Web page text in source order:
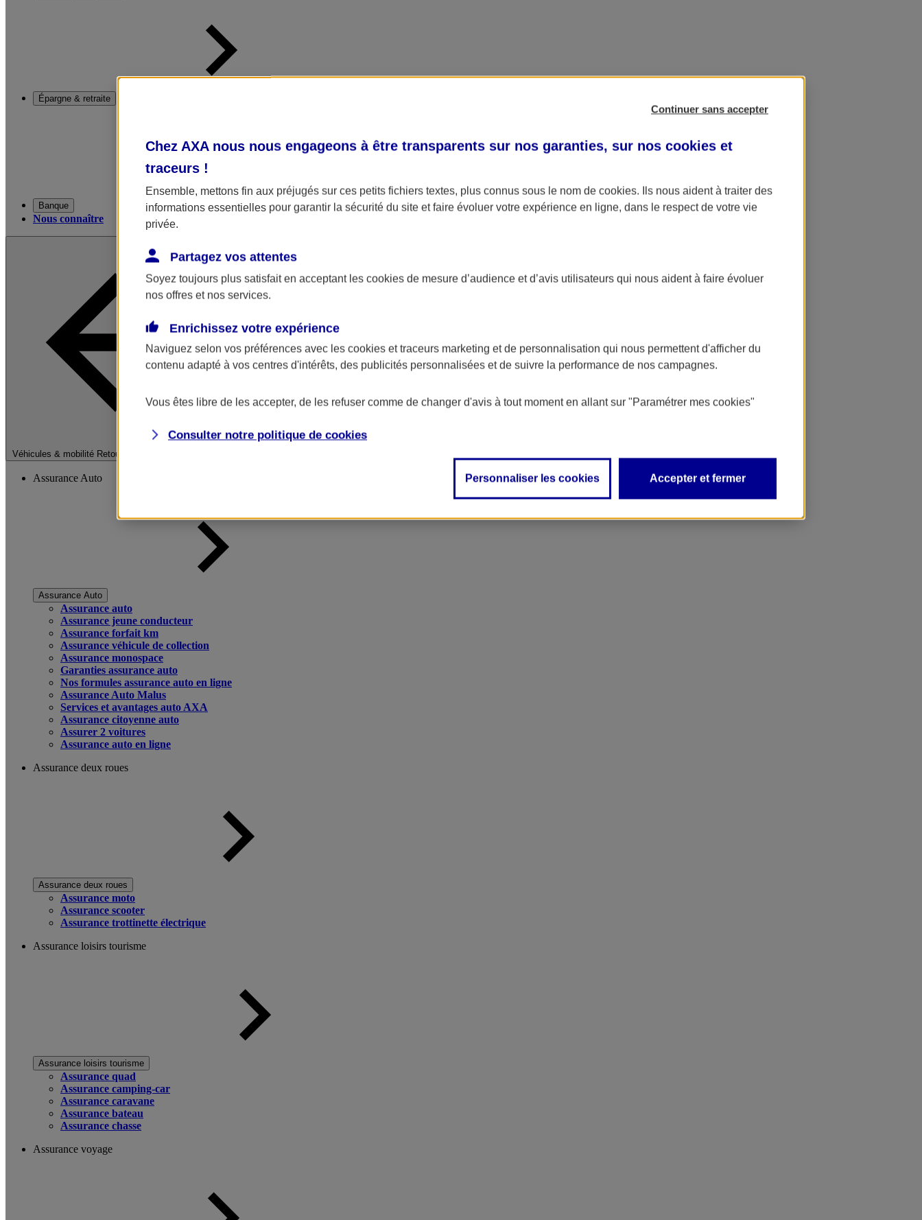
Épargne & retraite
Banque
Nous connaître
Véhicules & mobilité Retour à la section précédente
Fermer le menu principal
Assurance Auto
Assurance Auto
Assurance auto
Assurance jeune conducteur
Assurance forfait km
Assurance véhicule de collection
Assurance monospace
Garanties assurance auto
Nos formules assurance auto en ligne
Assurance Auto Malus
Services et avantages auto AXA
Assurance citoyenne auto
Assurer 2 voitures
Assurance auto en ligne
Assurance deux roues
Assurance deux roues
Assurance moto
Assurance scooter
Assurance trottinette électrique
Assurance loisirs tourisme
Assurance loisirs tourisme
Assurance quad
Assurance camping-car
Assurance caravane
Assurance bateau
Assurance chasse
Assurance voyage
Continuer sans accepter
Chez AXA nous nous engageons à être transparents sur nos garanties, sur nos cookies et
traceurs !
Ensemble, mettons fin aux préjugés sur ces petits fichiers textes, plus connus sous le nom de cookies. Ils nous aident à traiter des
informations essentielles pour garantir la sécurité du site et faire évoluer votre expérience en ligne, dans le respect de votre vie
privée.
Partagez vos attentes
Soyez toujours plus satisfait en acceptant les cookies de mesure d’audience et d’avis utilisateurs qui nous aident à faire évoluer
nos offres et nos services.
Enrichissez votre expérience
Naviguez selon vos préférences avec les cookies et traceurs marketing et de personnalisation qui nous permettent d'afficher du
contenu adapté à vos centres d'intérêts, des publicités personnalisées et de suivre la performance de nos campagnes.
Vous êtes libre de les accepter, de les refuser comme de changer d'avis à tout moment en allant sur "Paramétrer mes cookies"
Consulter notre politique de cookies
Personnaliser les cookies Accepter et fermer